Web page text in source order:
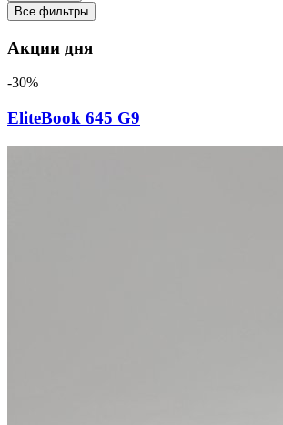
Все фильтры
Акции дня
-30%
EliteBook 645 G9